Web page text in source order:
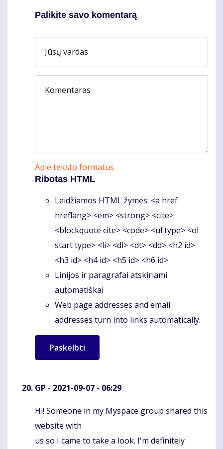
Palikite savo komentarą
Jūsų vardas
Komentaras
Apie teksto formatus
Ribotas HTML
Leidžiamos HTML žymės: <a href
hreflang> <em> <strong> <cite>
<blockquote cite> <code> <ul type> <ol
start type> <li> <dl> <dt> <dd> <h2 id>
<h3 id> <h4 id> <h5 id> <h6 id>
Linijos ir paragrafai atskiriami
automatiškai
Web page addresses and email
addresses turn into links automatically.
GP - 2021-09-07 - 06:29
Komentaras
Hi! Someone in my Myspace group shared this
website with
us so I came to take a look. I'm definitely